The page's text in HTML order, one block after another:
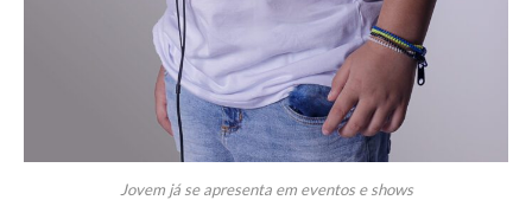
Jovem já se apresenta em eventos e shows